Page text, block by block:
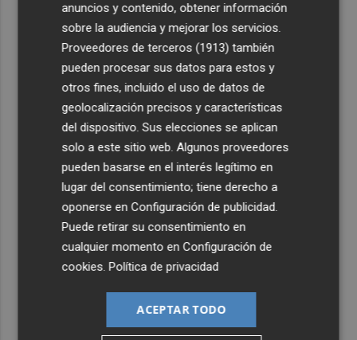
anuncios y contenido, obtener información
sobre la audiencia y mejorar los servicios.
Proveedores de terceros (1913) también
pueden procesar sus datos para estos y
otros fines, incluido el uso de datos de
geolocalización precisos y características
del dispositivo. Sus elecciones se aplican
solo a este sitio web. Algunos proveedores
pueden basarse en el interés legítimo en
lugar del consentimiento; tiene derecho a
oponerse enConfiguración de publicidad.
Puede retirar su consentimiento en
cualquier momento enConfiguración de
cookies.Política de privacidad
ACEPTAR TODO